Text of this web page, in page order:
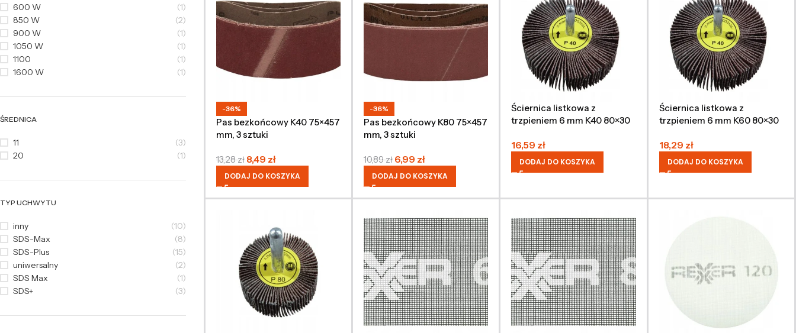
600 W
(1)
850 W
(2)
900 W
(1)
1050 W
(1)
1100
(1)
1600 W
(1)
ŚREDNICA
11
(3)
20
(1)
TYP UCHWYTU
inny
(10)
SDS-Max
(8)
SDS-Plus
(15)
uniwersalny
(2)
SDS Max
(1)
SDS+
(3)
-36%
Pas bezkońcowy K40 75×457
mm, 3 sztuki
13,28zł 8,49 zł
DODAJ DO KOSZYKA
-36%
Pas bezkońcowy K80 75×457
mm, 3 sztuki
10,89zł 6,99 zł
DODAJ DO KOSZYKA
Ściernica listkowa z
trzpieniem 6 mm K40 80×30
16,59 zł
DODAJ DO KOSZYKA
Ściernica listkowa z
trzpieniem 6 mm K60 80×30
18,29 zł
DODAJ DO KOSZYKA